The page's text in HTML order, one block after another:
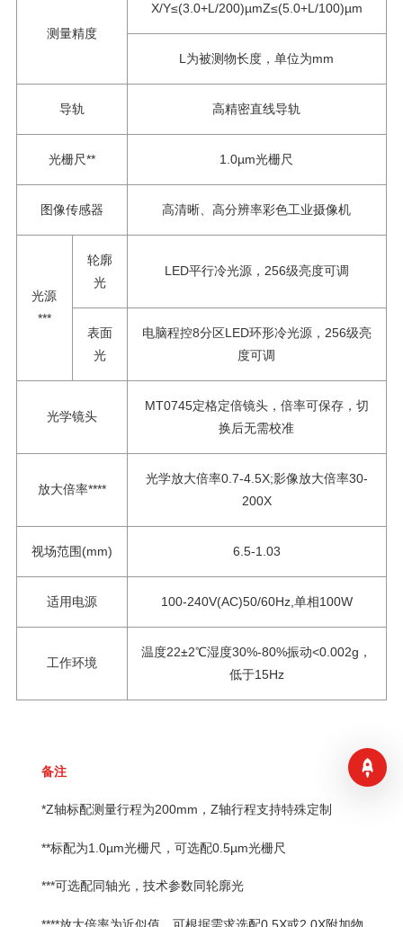
测量精度
X/Y≤(3.0+L/200)µmZ≤(5.0+L/100)µm
L为被测物长度，单位为mm
导轨 高精密直线导轨
光栅尺** 1.0µm光栅尺
图像传感器 高清晰、高分辨率彩色工业摄像机
光源
***
轮廓
光
LED平行冷光源，256级亮度可调
表面
光
电脑程控8分区LED环形冷光源，256级亮
度可调
光学镜头
MT0745定格定倍镜头，倍率可保存，切
换后无需校准
放大倍率****
光学放大倍率0.7-4.5X;影像放大倍率30-
200X
视场范围(mm) 6.5-1.03
适用电源 100-240V(AC)50/60Hz,单相100W
工作环境
温度22±2℃湿度30%-80%振动<0.002g，
低于15Hz
备注
*Z轴标配测量行程为200mm，Z轴行程支持特殊定制
**标配为1.0µm光栅尺，可选配0.5µm光栅尺
***可选配同轴光，技术参数同轮廓光